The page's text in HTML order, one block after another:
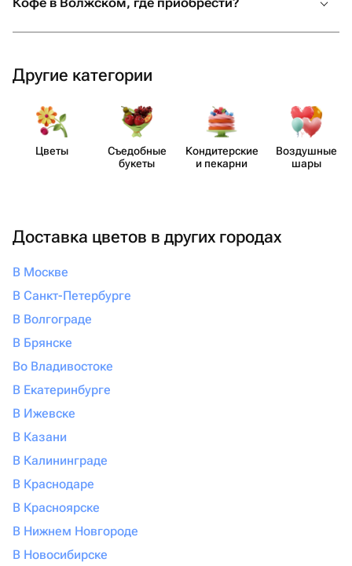
Другие категории
Цветы
Съедобные
букеты
Кондит​ерские
и пекарни
Воздушные
шары
Доставка цветов в других городах
В Москве
В Санкт-Петербурге
В Волгограде
В Брянске
Во Владивостоке
В Екатеринбурге
В Ижевске
В Казани
В Калининграде
В Краснодаре
В Красноярске
В Нижнем Новгороде
В Новосибирске